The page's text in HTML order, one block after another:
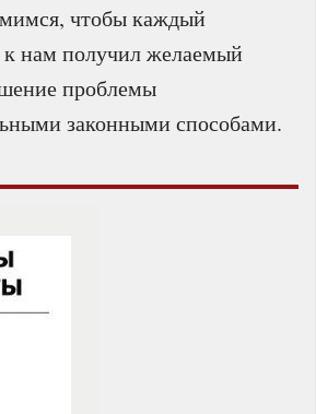
чтобы каждый
нам получил желаемый
проблемы
законными способами.